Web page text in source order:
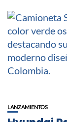
LANZAMIENTOS